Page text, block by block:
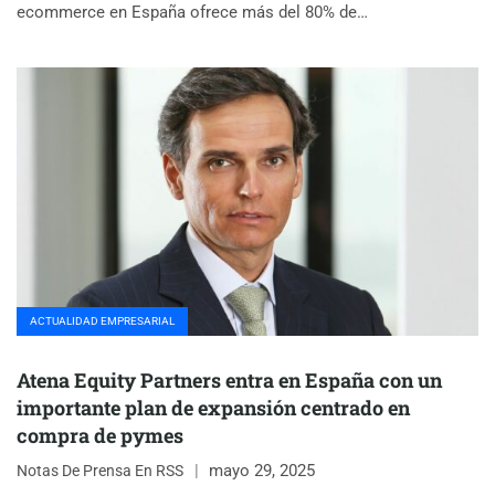
ecommerce en España ofrece más del 80% de…
ACTUALIDAD EMPRESARIAL
Atena Equity Partners entra en España con un
importante plan de expansión centrado en
compra de pymes
Notas De Prensa En RSS
mayo 29, 2025